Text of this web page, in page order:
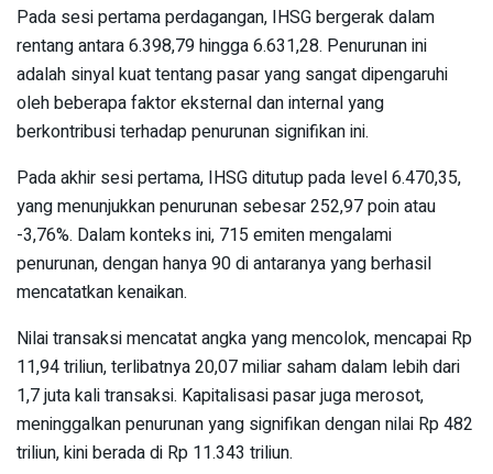
Pada sesi pertama perdagangan, IHSG bergerak dalam
rentang antara 6.398,79 hingga 6.631,28. Penurunan ini
adalah sinyal kuat tentang pasar yang sangat dipengaruhi
oleh beberapa faktor eksternal dan internal yang
berkontribusi terhadap penurunan signifikan ini.
Pada akhir sesi pertama, IHSG ditutup pada level 6.470,35,
yang menunjukkan penurunan sebesar 252,97 poin atau
-3,76%. Dalam konteks ini, 715 emiten mengalami
penurunan, dengan hanya 90 di antaranya yang berhasil
mencatatkan kenaikan.
Nilai transaksi mencatat angka yang mencolok, mencapai Rp
11,94 triliun, terlibatnya 20,07 miliar saham dalam lebih dari
1,7 juta kali transaksi. Kapitalisasi pasar juga merosot,
meninggalkan penurunan yang signifikan dengan nilai Rp 482
triliun, kini berada di Rp 11.343 triliun.